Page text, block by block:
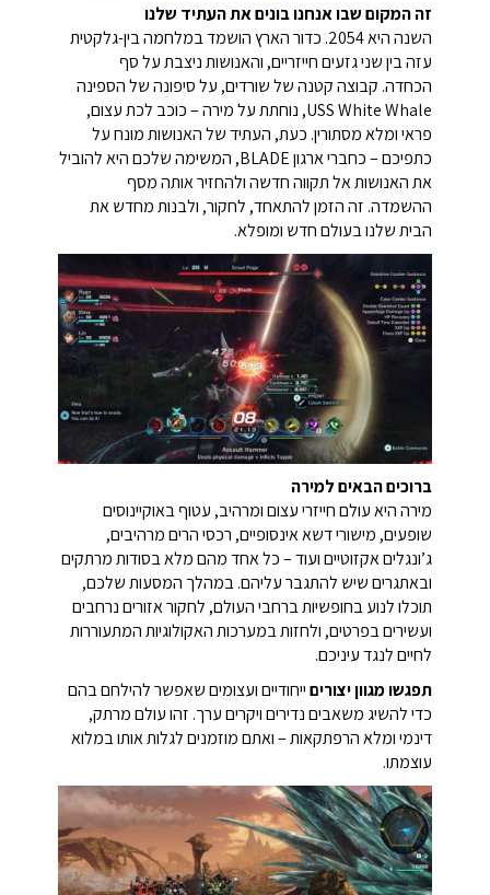
זה המקום שבו אנחנו בונים את העתיד שלנו
השנה היא 2054. כדור הארץ הושמד במלחמה בין-גלקטית
עזה בין שני גזעים חייזריים, והאנושות ניצבת על סף
הכחדה. קבוצה קטנה של שורדים, על סיפונה של הספינה
USS White Whale, נוחתת על מירה – כוכב לכת עצום,
פראי ומלא מסתורין. כעת, העתיד של האנושות מונח על
כתפיכם – כחברי ארגון BLADE, המשימה שלכם היא להוביל
את האנושות אל תקווה חדשה ולהחזיר אותה מסף
ההשמדה. זה הזמן להתאחד, לחקור, ולבנות מחדש את
הבית שלנו בעולם חדש ומופלא.
ברוכים הבאים למירה
מירה היא עולם חייזרי עצום ומרהיב, עטוף באוקיינוסים
שופעים, מישורי דשא אינסופיים, רכסי הרים מרהיבים,
ג’ונגלים אקזוטיים ועוד – כל אחד מהם מלא בסודות מרתקים
ובאתגרים שיש להתגבר עליהם. במהלך המסעות שלכם,
תוכלו לנוע בחופשיות ברחבי העולם, לחקור אזורים נרחבים
ועשירים בפרטים, ולחזות במערכות האקולוגיות המתעוררות
לחיים לנגד עיניכם.
תפגשו מגוון יצוריםייחודיים ועצומים שאפשר להילחם בהם
כדי להשיג משאבים נדירים ויקרים ערך. זהו עולם מרתק,
דינמי ומלא הרפתקאות – ואתם מוזמנים לגלות אותו במלוא
עוצמתו.